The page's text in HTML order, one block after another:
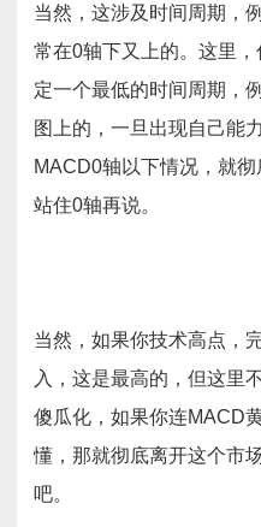
当然，这涉及时间周期，
常在0轴下又上的。这里
定一个最低的时间周期，
图上的，一旦出现自己能
MACD0轴以下情况，就
站住0轴再说。
当然，如果你技术高点，
入，这是最高的，但这里
傻瓜化，如果你连MACD
懂，那就彻底离开这个市
吧。